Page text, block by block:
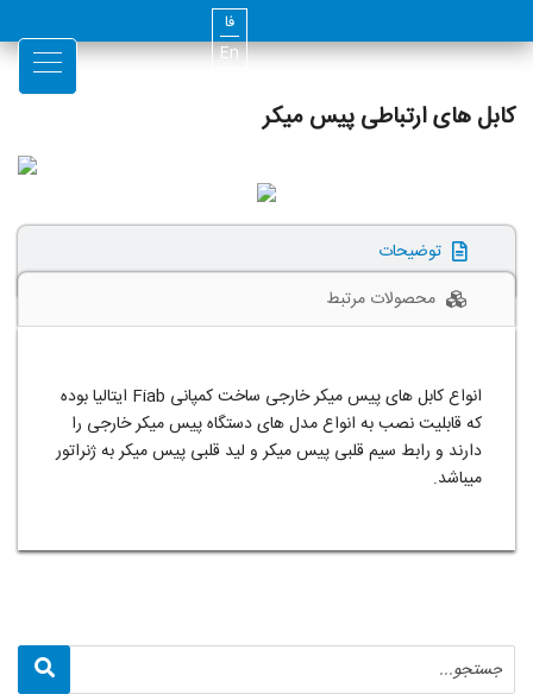
فا
En
کابل های ارتباطی پیس میکر
توضیحات
محصولات مرتبط
انواع کابل های پیس میکر خارجی ساخت کمپانی Fiab ایتالیا بوده
که قابلیت نصب به انواع مدل های دستگاه پیس میکر خارجی را
دارند و رابط سیم قلبی پیس میکر و لید قلبی پیس میکر به ژنراتور
میباشد.